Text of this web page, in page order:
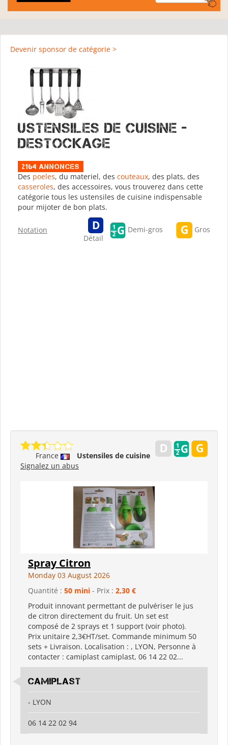
Devenir sponsor de catégorie >
Ustensiles de cuisine -
Destockage
2164 Annonces
Des poeles, du materiel, des couteaux, des plats, des
casseroles, des accessoires, vous trouverez dans cette
catégorie tous les ustensiles de cuisine indispensable
pour mijoter de bon plats.
Notation
Détail
Demi-gros Gros
France
Ustensiles de cuisine
Signalez un abus
Spray Citron
Monday 03 August 2026
Quantité : 50 mini - Prix : 2,30 €
Produit innovant permettant de pulvériser le jus
de citron directement du fruit. Un set est
composé de 2 sprays et 1 support (voir photo).
Prix unitaire 2,3€HT/set. Commande minimum 50
sets + Livraison. Localisation : , LYON, Personne à
contacter : camiplast camiplast, 06 14 22 02...
camiplast
- LYON
06 14 22 02 94